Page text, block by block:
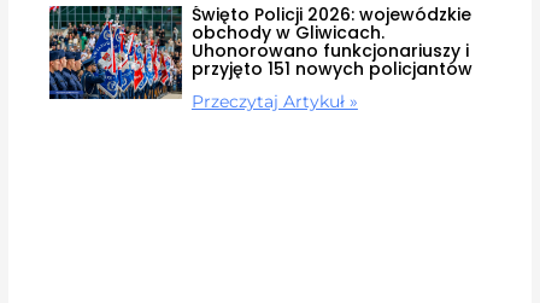
Święto Policji 2026: wojewódzkie
obchody w Gliwicach.
Uhonorowano funkcjonariuszy i
przyjęto 151 nowych policjantów
Przeczytaj Artykuł »